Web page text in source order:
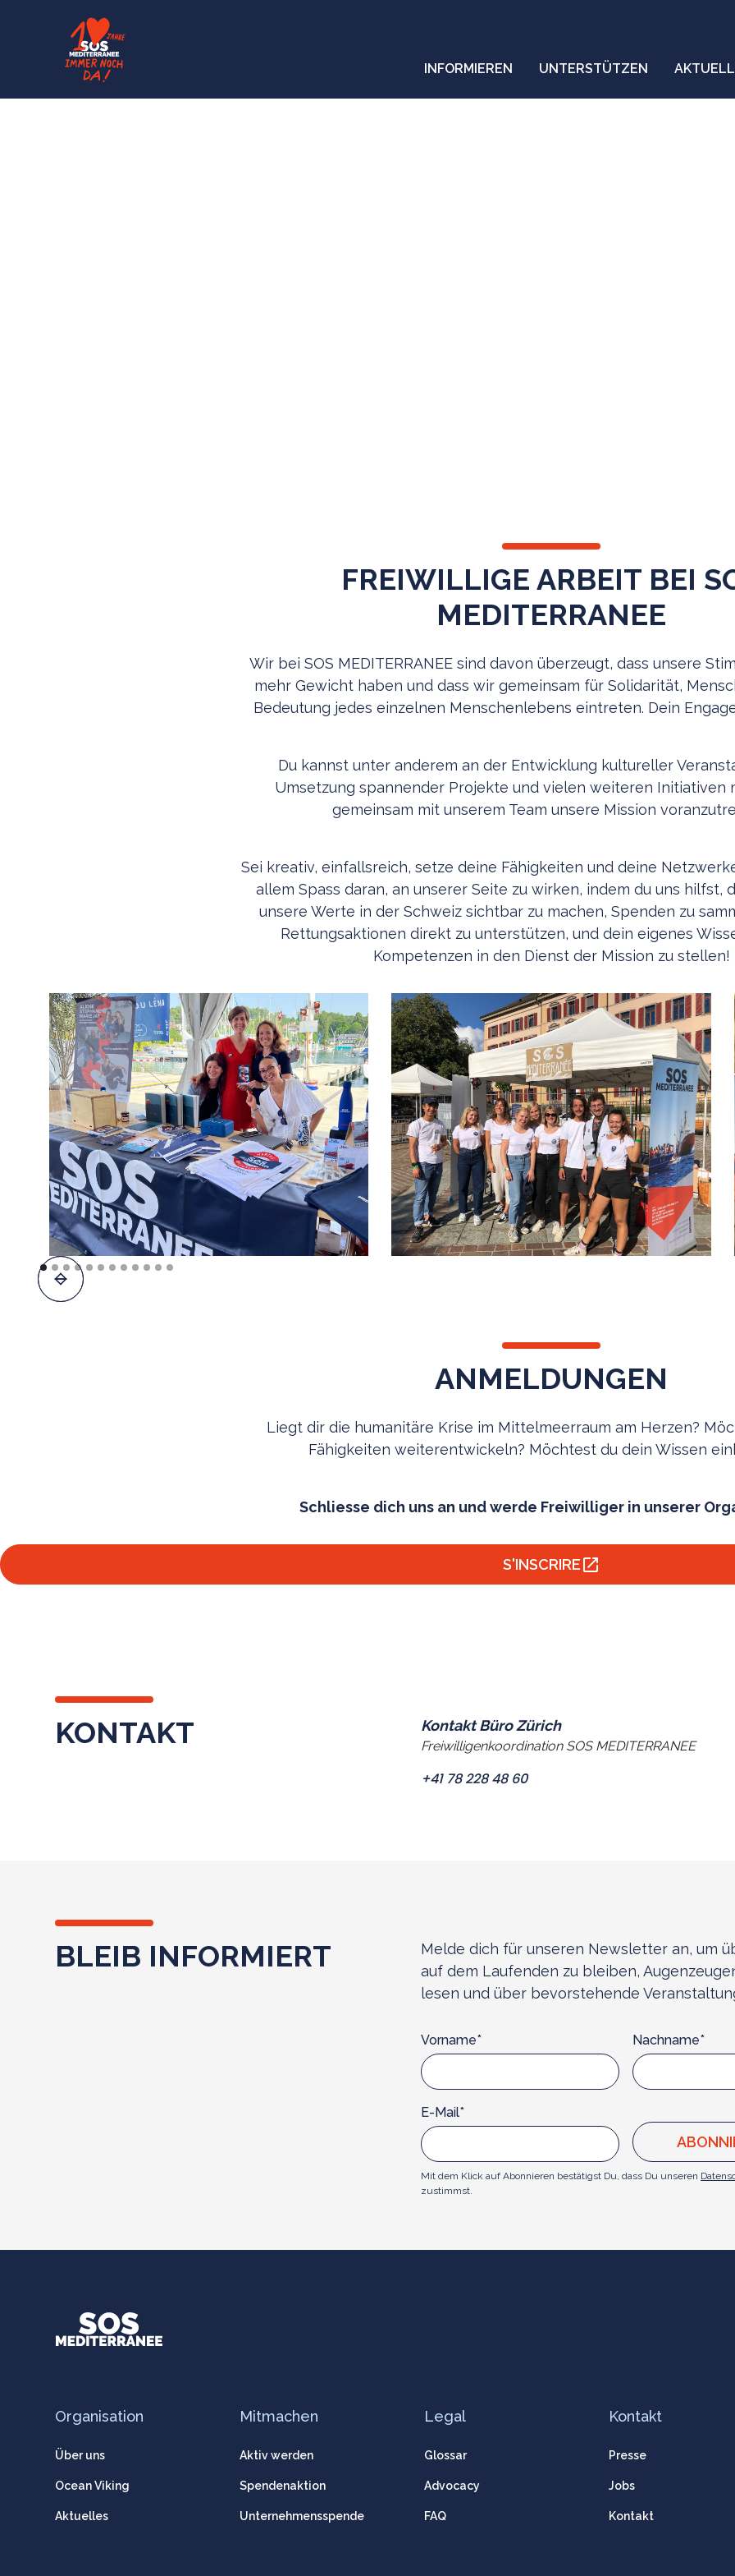
INFORMIEREN UNTERSTÜTZEN
FREIWILLIGE ARBEIT BEI
MEDITERRANEE
Wir bei SOS MEDITERRANEE sind davon überzeugt, dass unsere
mehr Gewicht haben und dass wir gemeinsam für Solidarität,
Bedeutung jedes einzelnen Menschenlebens eintreten. Dein
Du kannst unter anderem an der Entwicklung kultureller
Umsetzung spannender Projekte und vielen weiteren Initiativen
gemeinsam mit unserem Team unsere Mission
Sei kreativ, einfallsreich, setze deine Fähigkeiten und deine
allem Spass daran, an unserer Seite zu wirken, indem du uns hilfst,
unsere Werte in der Schweiz sichtbar zu machen, Spenden zu
Rettungsaktionen direkt zu unterstützen, und dein eigenes
Kompetenzen in den Dienst der Mission zu stellen!
ANMELDUNGEN
Liegt dir die humanitäre Krise im Mittelmeerraum am Herzen?
Fähigkeiten weiterentwickeln? Möchtest du dein Wissen
Schliesse dich uns an und werde Freiwilliger in unserer
S'INSCRIRE
KONTAKT Kontakt Büro Zürich
Freiwilligenkoordination SOS MEDITERRANEE
+41 78 228 48 60
BLEIB INFORMIERT
Melde dich für unseren Newsletter an, um
auf dem Laufenden zu bleiben,
lesen und über bevorstehende
Vorname* Nachname*
E-Mail*
Mit dem Klick auf Abonnieren bestätigst Du, dass Du unseren
zustimmst.
Organisation
Über uns
Ocean Viking
Aktuelles
Mitmachen
Aktiv werden
Spendenaktion
Unternehmensspende
Legal
Glossar
Advocacy
FAQ
Kontakt
Presse
Jobs
Kontakt